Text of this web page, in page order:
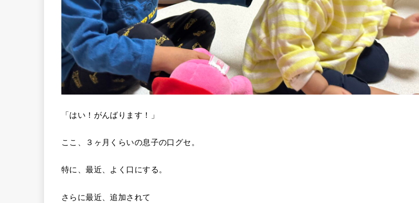
「はい！がんばります！」
ここ、３ヶ月くらいの息子の口グセ。
特に、最近、よく口にする。
さらに最近、追加されて